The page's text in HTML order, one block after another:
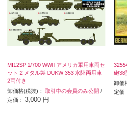
MI12SP 1/700 WWII アメリカ軍用車両セ
ット 2 メタル製 DUKW 353 水陸両用車
2両付き
卸価格(税抜)： 取引中の会員のみ公開 /
定価： 3,000 円
砲38
卸価
定価